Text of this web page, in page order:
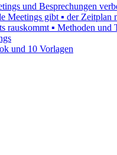
und Besprechungen
Meetings gibt ▪ der Zeitplan
rauskommt ▪ Methoden und
und 10 Vorlagen